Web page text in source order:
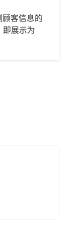
客信息的
展示为